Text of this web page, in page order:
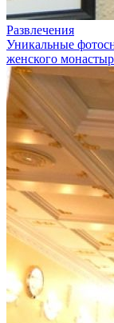
Развлечения
Уникальные
женского